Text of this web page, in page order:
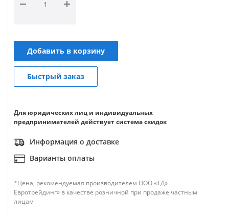
Добавить в корзину
Быстрый заказ
Для юридических лиц и индивидуальных
предпринимателей действует система скидок
Информация о доставке
Варианты оплаты
*Цена, рекомендуемая производителем ООО «ТД»
Евротрейдинг» в качестве розничной при продаже частным
лицам